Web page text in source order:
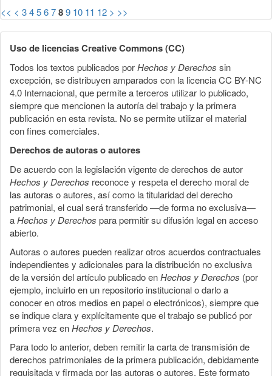
<< < 3456789 10 11 12 > >>
Uso de licencias Creative Commons (CC)
Todos los textos publicados porHechos y Derechos sin
excepción, se distribuyen amparados con la licencia CC BY-NC
4.0 Internacional, que permite a terceros utilizar lo publicado,
siempre que mencionen la autoría del trabajo y la primera
publicación en esta revista. No se permite utilizar el material
con fines comerciales.
Derechos de autoras o autores
De acuerdo con la legislación vigente de derechos de autor
Hechos y Derechos reconoce y respeta el derecho moral de
las autoras o autores, así como la titularidad del derecho
patrimonial, el cual será transferido —de forma no exclusiva—
aHechos y Derechos para permitir su difusión legal en acceso
abierto.
Autoras o autores pueden realizar otros acuerdos contractuales
independientes y adicionales para la distribución no exclusiva
de la versión del artículo publicado enHechos y Derechos (por
ejemplo, incluirlo en un repositorio institucional o darlo a
conocer en otros medios en papel o electrónicos), siempre que
se indique clara y explícitamente que el trabajo se publicó por
primera vez enHechos y Derechos.
Para todo lo anterior, deben remitir la carta de transmisión de
derechos patrimoniales de la primera publicación, debidamente
requisitada y firmada por las autoras o autores. Este formato